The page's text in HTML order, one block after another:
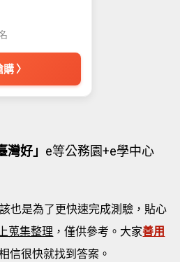
〉
灣好」 e等公務園+e學中心
也是為了更快速完成測驗，貼心
蒐集整理 ，僅供參考。大家善用
信很快就找到答案。